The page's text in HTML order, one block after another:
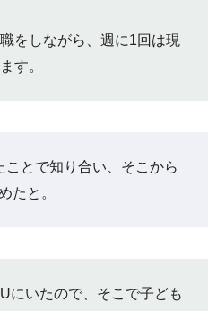
をしながら、週に1回は現
す。
とで知り合い、そこから
たと。
にいたので、そこで子ども